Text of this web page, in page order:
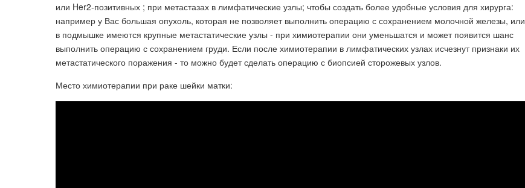
или Her2-позитивных ; при метастазах в лимфатические узлы; чтобы создать более удобные условия для хирурга:
например у Вас большая опухоль, которая не позволяет выполнить операцию с сохранением молочной железы, или
в подмышке имеются крупные метастатические узлы - при химиотерапии они уменьшатся и может появится шанс
выполнить операцию с сохранением груди. Если после химиотерапии в лимфатических узлах исчезнут признаки их
метастатического поражения - то можно будет сделать операцию с биопсией сторожевых узлов.
Место химиотерапии при раке шейки матки: